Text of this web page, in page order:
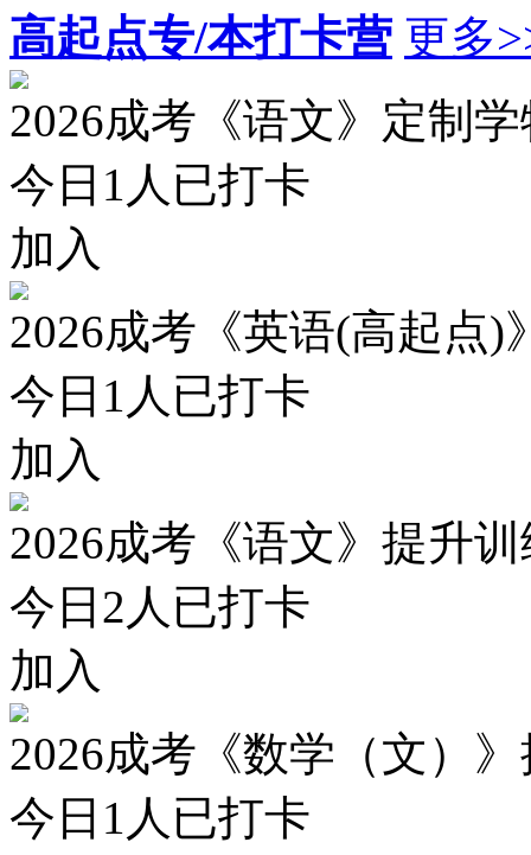
高起点专/本打卡营 更多
2026成考《语文》定制
今日 1 人已打卡
加入
2026成考《英语(高起点)
今日 1 人已打卡
加入
2026成考《语文》提升
今日 2 人已打卡
加入
2026成考《数学（文）
今日 1 人已打卡